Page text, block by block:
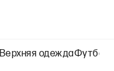
Верхняя одежда